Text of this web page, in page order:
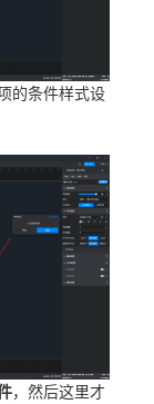
的条件样式设
，然后这里才